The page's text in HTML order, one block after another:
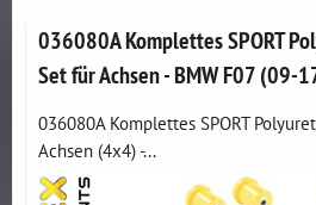
036080A Komplettes SPORT
Set für Achsen - BMW F07 (09-
036080A Komplettes SPORT
Achsen (4x4) -...